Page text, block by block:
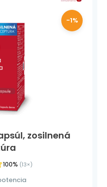
zosilnená
100% (13×)
-1%